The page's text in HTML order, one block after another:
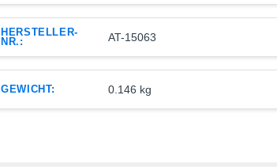
HERSTELLER-
NR.:
AT-15063
GEWICHT: 0.146 kg